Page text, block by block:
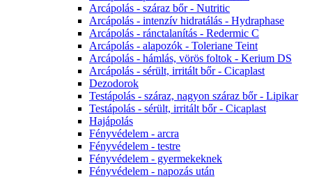
Arcápolás - száraz bőr - Nutritic
Arcápolás - intenzív hidratálás - Hydraphase
Arcápolás - ránctalanítás - Redermic C
Arcápolás - alapozók - Toleriane Teint
Arcápolás - hámlás, vörös foltok - Kerium DS
Arcápolás - sérült, irritált bőr - Cicaplast
Dezodorok
Testápolás - száraz, nagyon száraz bőr - Lipikar
Testápolás - sérült, irritált bőr - Cicaplast
Hajápolás
Fényvédelem - arcra
Fényvédelem - testre
Fényvédelem - gyermekeknek
Fényvédelem - napozás után